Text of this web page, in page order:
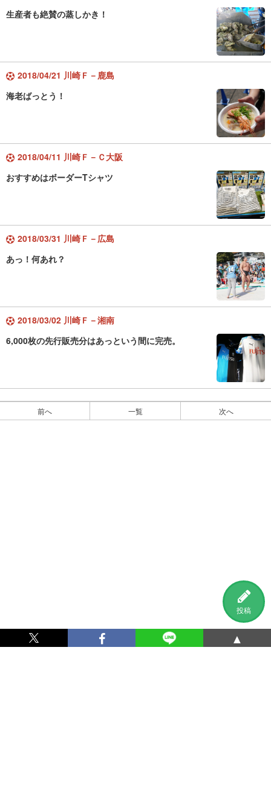
投稿
生産者も絶賛の蒸しかき！
2018/04/21 川崎Ｆ－鹿島
海老ばっとう！
2018/04/11 川崎Ｆ－Ｃ大阪
おすすめはボーダーTシャツ
2018/03/31 川崎Ｆ－広島
あっ！何あれ？
2018/03/02 川崎Ｆ－湘南
6,000枚の先行販売分はあっという間に完売。
前へ 一覧 次へ
▲